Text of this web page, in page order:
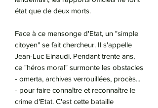
état que de deux morts.
Face à ce mensonge d'Etat, un "simple
citoyen" se fait chercheur. Il s'appelle
Jean-Luc Einaudi. Pendant trente ans,
ce "héros moral" surmonte les obstacles
- omerta, archives verrouillées, procès...
- pour faire connaître et reconnaître le
crime d'Etat. C'est cette bataille